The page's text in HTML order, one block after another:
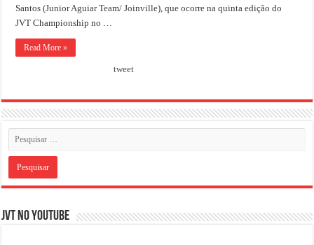
Santos (Junior Aguiar Team/ Joinville), que ocorre na quinta edição do
JVT Championship no …
Read More »
tweet
JVT NO YOUTUBE